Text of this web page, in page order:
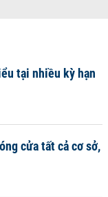
tại nhiều kỳ hạn
cửa tất cả cơ sở,